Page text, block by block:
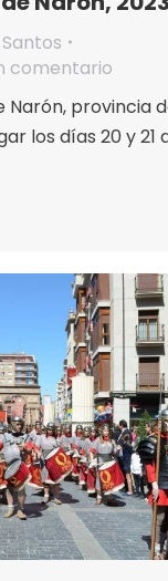
comentario
Narón, provincia
los días 20 y 21